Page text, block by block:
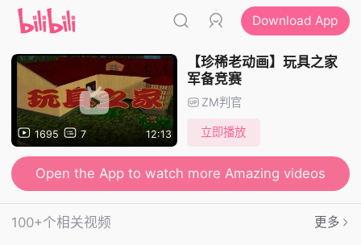
Download App
1695 7 12:13
【珍稀老动画】玩具之家
军备竞赛
ZM判官
立即播放
Open the App to watch more Amazing videos
100+个相关视频 更多